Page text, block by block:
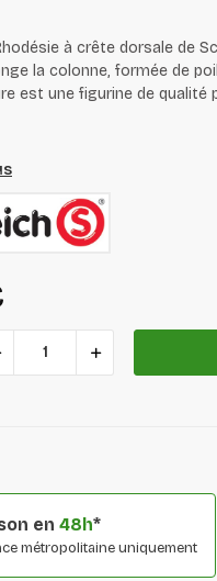
à crête dorsale de
la colonne, formée de
est une figurine de qualité
en 48h*
métropolitaine uniquement